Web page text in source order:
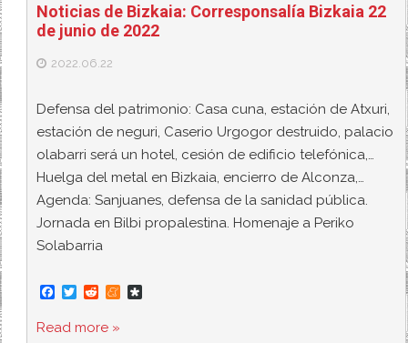
Noticias de Bizkaia: Corresponsalía Bizkaia 22
de junio de 2022
2022.06.22
Defensa del patrimonio: Casa cuna, estación de Atxuri,
estación de neguri, Caserio Urgogor destruido, palacio
olabarri será un hotel, cesión de edificio telefónica,…
Huelga del metal en Bizkaia, encierro de Alconza,…
Agenda: Sanjuanes, defensa de la sanidad pública.
Jornada en Bilbi propalestina. Homenaje a Periko
Solabarria
F
c
e
T
i
t
R
d
d
M
Read more »